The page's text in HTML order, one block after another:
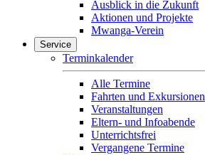
Ausblick in die Zukunft
Aktionen und Projekte
Mwanga-Verein
Service
Terminkalender
Alle Termine
Fahrten und Exkursionen
Veranstaltungen
Eltern- und Infoabende
Unterrichtsfrei
Vergangene Termine